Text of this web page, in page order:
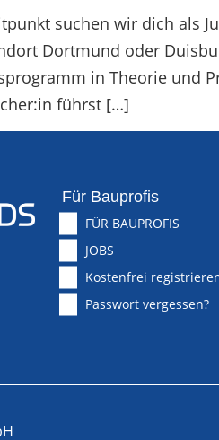
suchen wir dich als
Dortmund oder
in Theorie und
führst […]
Für Bauprofis
FÜR BAUPROFIS
JOBS
Kostenfrei
Passwort vergessen?